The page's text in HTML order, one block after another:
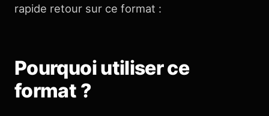
rapide retour sur ce format :
Pourquoi utiliser ce
format ?